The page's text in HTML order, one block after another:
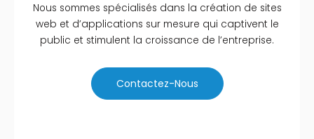
Nous sommes spécialisés dans la création de sites
web et d’applications sur mesure qui captivent le
public et stimulent la croissance de l’entreprise.
Contactez-Nous